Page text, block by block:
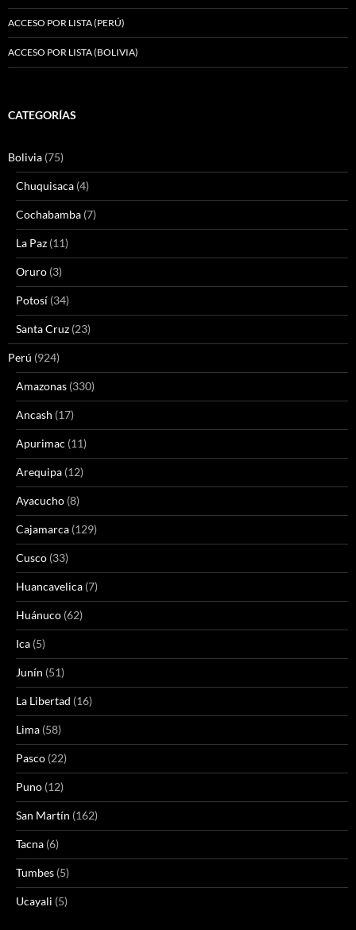
ACCESO POR LISTA (PERÚ)
ACCESO POR LISTA (BOLIVIA)
CATEGORÍAS
Bolivia (75)
Chuquisaca (4)
Cochabamba (7)
La Paz (11)
Oruro (3)
Potosí (34)
Santa Cruz (23)
Perú (924)
Amazonas (330)
Ancash (17)
Apurimac (11)
Arequipa (12)
Ayacucho (8)
Cajamarca (129)
Cusco (33)
Huancavelica (7)
Huánuco (62)
Ica (5)
Junín (51)
La Libertad (16)
Lima (58)
Pasco (22)
Puno (12)
San Martín (162)
Tacna (6)
Tumbes (5)
Ucayali (5)